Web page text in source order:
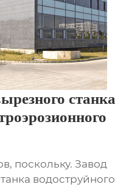
станка
поскольку. Завод
водоструйного